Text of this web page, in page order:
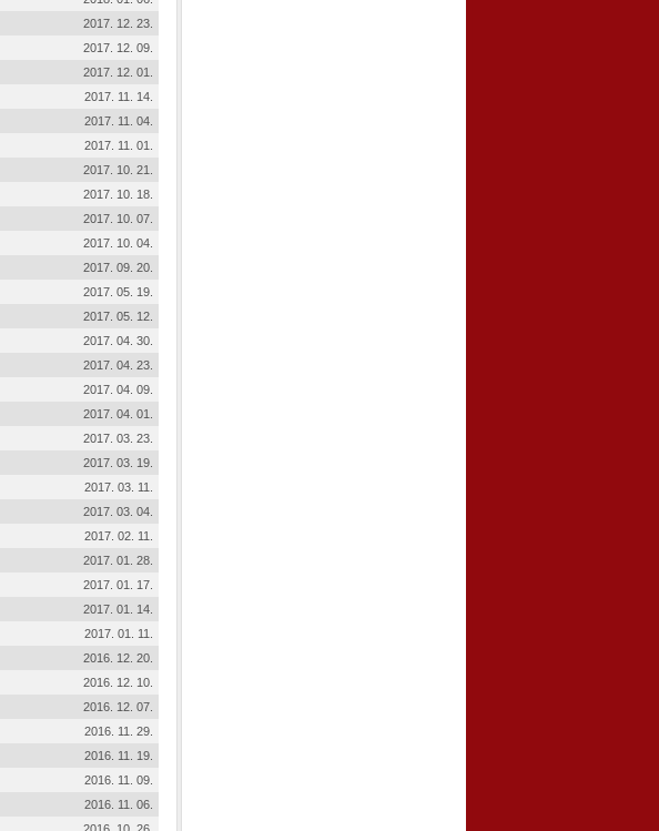
2017. 12. 23.
2017. 12. 09.
2017. 12. 01.
2017. 11. 14.
2017. 11. 04.
2017. 11. 01.
2017. 10. 21.
2017. 10. 18.
2017. 10. 07.
2017. 10. 04.
2017. 09. 20.
2017. 05. 19.
2017. 05. 12.
2017. 04. 30.
2017. 04. 23.
2017. 04. 09.
2017. 04. 01.
2017. 03. 23.
2017. 03. 19.
2017. 03. 11.
2017. 03. 04.
2017. 02. 11.
2017. 01. 28.
2017. 01. 17.
2017. 01. 14.
2017. 01. 11.
2016. 12. 20.
2016. 12. 10.
2016. 12. 07.
2016. 11. 29.
2016. 11. 19.
2016. 11. 09.
2016. 11. 06.